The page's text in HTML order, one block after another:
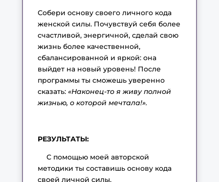
Собери основу своего личного кода
женской силы. Почувствуй себя более
счастливой, энергичной, сделай свою
жизнь более качественной,
сбалансированной и яркой: она
выйдет на новый уровень! После
программы ты сможешь уверенно
сказать: «Наконец-то я живу полной
жизнью, о которой мечтала!».
РЕЗУЛЬТАТЫ:
С помощью моей авторской
методики ты составишь основу кода
своей личной силы.